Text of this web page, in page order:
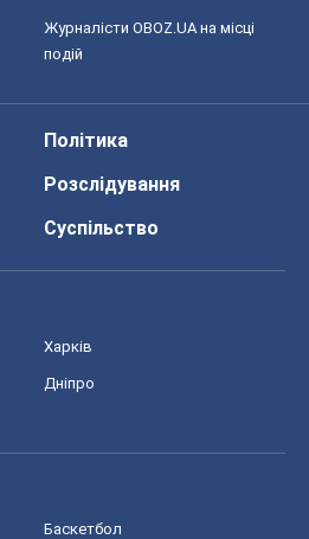
Журналісти OBOZ.UA на місці
подій
Політика
Розслідування
Суспільство
Харків
Дніпро
Баскетбол